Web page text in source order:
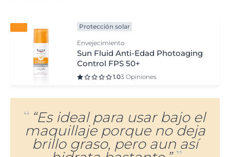
Protección solar
Envejecimiento
Sun Fluid Anti-Edad Photoaging
Control FPS 50+
1.03 Opiniones
“Es ideal para usar bajo el
maquillaje porque no deja
brillo graso, pero aun así